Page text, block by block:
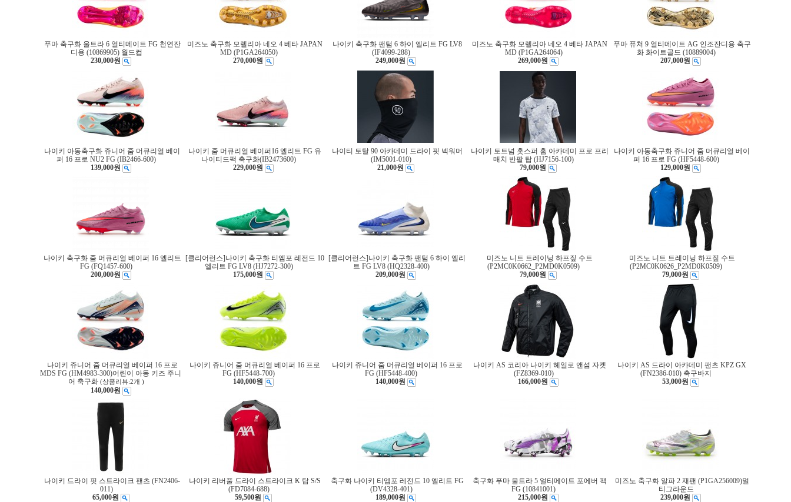
푸마 축구화 울트라 6 얼티메이트 FG 천연잔
디용 (10869905) 월드컵
230,000원
미즈노 축구화 모렐리아 네오 4 베타 JAPAN
MD (P1GA264050)
270,000원
나이키 축구화 팬텀 6 하이 엘리트 FG LV8
(IF4099-288)
249,000원
미즈노 축구화 모렐리아 네오 4 베타 JAPAN
MD (P1GA264064)
269,000원
푸마 퓨쳐 9 얼티메이트 AG 인조잔디용 축구
화 화이트골드 (10889004)
207,000원
나이키 아동축구화 쥬니어 줌 머큐리얼 베이
퍼 16 프로 NU2 FG (IB2466-600)
139,000원
나이키 줌 머큐리얼 베이퍼16 엘리트 FG 유
나이티드팩 축구화(IB2473600)
229,000원
나이티 토탈 90 아카데미 드라이 핏 넥워머
(IM5001-010)
21,000원
나이키 토트넘 홋스퍼 홈 아카데미 프로 프리
매치 반팔 탑 (HJ7156-100)
79,000원
나이키 아동축구화 쥬니어 줌 머큐리얼 베이
퍼 16 프로 FG (HF5448-600)
129,000원
나이키 축구화 줌 머큐리얼 베이퍼 16 엘리트
FG (FQ1457-600)
200,000원
[클리어런스]나이키 축구화 티엠포 레전드 10
엘리트 FG LV8 (HJ7272-300)
175,000원
[클리어런스]나이키 축구화 팬텀 6 하이 엘리
트 FG LV8 (HQ2328-400)
209,000원
미즈노 니트 트레이닝 하프짚 수트
(P2MC0K0662_P2MD0K0509)
79,000원
미즈노 니트 트레이닝 하프짚 수트
(P2MC0K0626_P2MD0K0509)
79,000원
나이키 쥬니어 줌 머큐리얼 베이퍼 16 프로
MDS FG (HM4983-300)어린이 아동 키즈 주니
어 축구화 (상품리뷰:2개 )
140,000원
나이키 쥬니어 줌 머큐리얼 베이퍼 16 프로
FG (HF5448-700)
140,000원
나이키 쥬니어 줌 머큐리얼 베이퍼 16 프로
FG (HF5448-400)
140,000원
나이키 AS 코리아 나이키 헤일로 앤섬 자켓
(FZ8369-010)
166,000원
나이키 AS 드라이 아카데미 팬츠 KPZ GX
(FN2386-010) 축구바지
53,000원
나이키 드라이 핏 스트라이크 팬츠 (FN2406-
011)
65,000원
나이키 리버풀 드라이 스트라이크 K 탑 S/S
(FD7084-688)
59,500원
축구화 나이키 티엠포 레전드 10 엘리트 FG
(DV4328-401)
189,000원
축구화 푸마 울트라 5 얼티메이트 포에버 팩
FG (10841001)
215,000원
미즈노 축구화 알파 2 재팬 (P1GA256009)멀
티그라운드
239,000원